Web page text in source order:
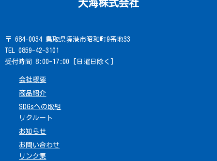
大海株式会社
〒 684-0034 鳥取県境港市昭和町9番地33
TEL 0859-42-3101
受付時間 8:00-17:00 [日曜日除く]
会社概要
商品紹介
SDGsへの取組
リクルート
お知らせ
お問い合わせ
リンク集